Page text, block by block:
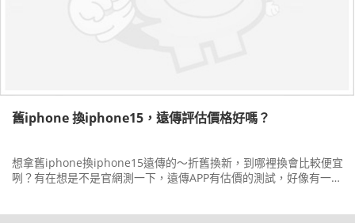
舊iphone 換iphone15，遠傳評估價格好嗎？
想拿舊iphone換iphone15遠傳的～折舊換新，到哪裡換會比較便宜
咧？有在想是不是官網測一下，遠傳APP有估價的測試，好像有一點